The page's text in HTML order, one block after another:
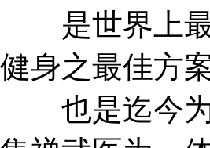
是世界上最
健身之最佳方案
也是迄今为